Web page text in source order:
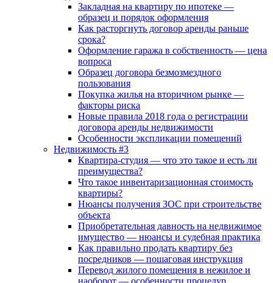
Закладная на квартиру по ипотеке —
образец и порядок оформления
Как расторгнуть договор аренды раньше
срока?
Оформление гаража в собственность — цена
вопроса
Образец договора безмозмездного
пользования
Покупка жилья на вторичном рынке —
факторы риска
Новые правила 2018 года о регистрации
договора аренды недвижимости
Особенности экспликации помещений
Недвижимость #3
Квартира-студия — что это такое и есть ли
преимущества?
Что такое инвентаризационная стоимость
квартиры?
Нюансы получения ЗОС при строительстве
объекта
Приобретательная давность на недвижимое
имущество — нюансы и судебная практика
Как правильно продать квартиру без
посредников — пошаговая инструкция
Перевод жилого помещения в нежилое и
наоборот — особенности процедур